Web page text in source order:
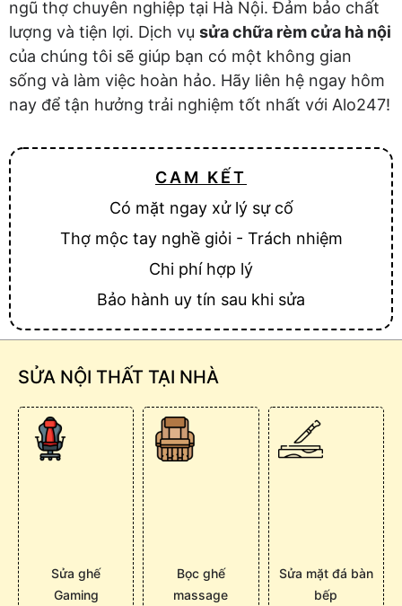
ngũ thợ chuyên nghiệp tại Hà Nội. Đảm bảo chất
lượng và tiện lợi. Dịch vụ sửa chữa rèm cửa hà nội
của chúng tôi sẽ giúp bạn có một không gian
sống và làm việc hoàn hảo. Hãy liên hệ ngay hôm
nay để tận hưởng trải nghiệm tốt nhất với Alo247!
CAM KẾT
Có mặt ngay xử lý sự cố
Thợ mộc tay nghề giỏi - Trách nhiệm
Chi phí hợp lý
Bảo hành uy tín sau khi sửa
SỬA NỘI THẤT TẠI NHÀ
Sửa ghế
Gaming
Bọc ghế
massage
Sửa mặt đá bàn
bếp